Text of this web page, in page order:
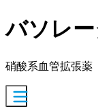
バソレ
硝酸系血管拡張薬